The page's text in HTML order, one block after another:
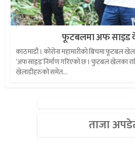
फूटबलमा अफ साइड
काठमाडौं । कोरोना महामारीको बिचमा फूटबल
‘अफ साइड’निर्माण गरिएको छ । फुटबल खेलका
खेलाडीहरुको समेत...
ताजा